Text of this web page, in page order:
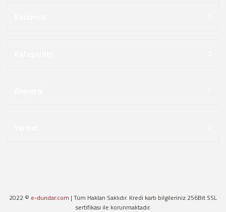
2022 © e-dundar.com | Tüm Hakları Saklıdır. Kredi kartı bilgileriniz 256Bit SSL
sertifikası ile korunmaktadır.